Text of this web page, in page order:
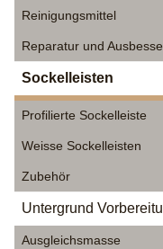
Reinigungsmittel
Reparatur und
Sockelleisten
Profilierte Sockelleiste
Weisse Sockelleisten
Zubehör
Untergrund
Ausgleichsmasse